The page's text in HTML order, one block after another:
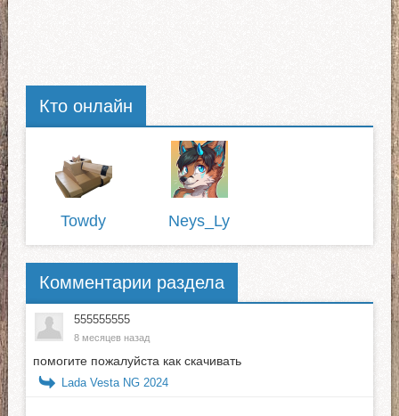
Кто онлайн
Towdy Neys_Ly
Комментарии раздела
555555555
8 месяцев назад
помогите пожалуйста как скачивать
Lada Vesta NG 2024